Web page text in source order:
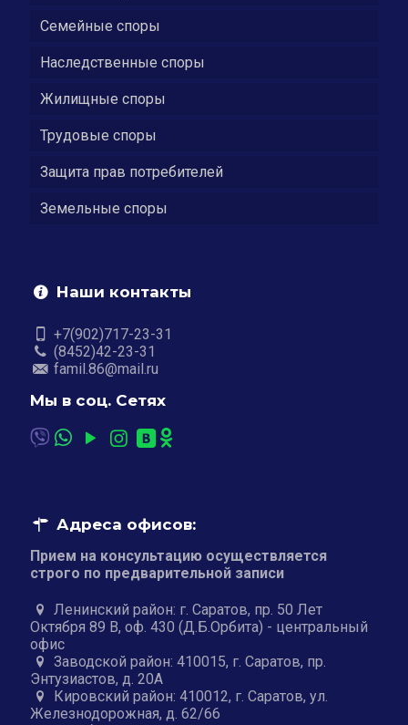
Семейные споры
Наследственные споры
Жилищные споры
Трудовые споры
Защита прав потребителей
Земельные споры
Наши контакты
+7(902)717-23-31
(8452)42-23-31
famil.86@mail.ru
Мы в соц. Сетях
Адреса офисов:
Прием на консультацию осуществляется
строго по предварительной записи
Ленинский район: г. Саратов, пр. 50 Лет
Октября 89 В, оф. 430 (Д.Б.Орбита) - центральный
офис
Заводской район: 410015, г. Саратов, пр.
Энтузиастов, д. 20А
Кировский район: 410012, г. Саратов, ул.
Железнодорожная, д. 62/66